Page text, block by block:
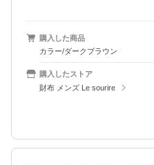
購入した商品
カラー/ダークブラウン
購入したストア
財布 メンズ Le sourire